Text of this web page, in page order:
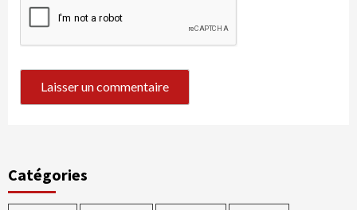
Catégories